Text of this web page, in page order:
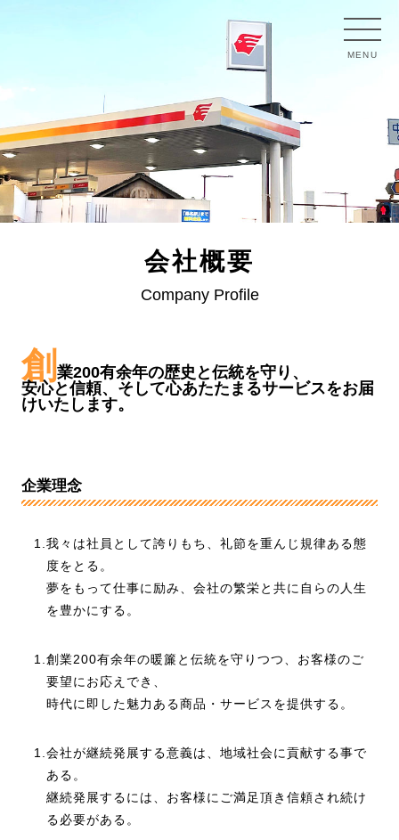
MENU
会社概要
Company Profile
創 業200有余年の歴史と伝統を守り、
安心と信頼、そして心あたたまるサービスをお届
けいたします。
企業理念
1.我々は社員として誇りもち、礼節を重んじ規律ある態
度をとる。
夢をもって仕事に励み、会社の繁栄と共に自らの人生
を豊かにする。
1.創業200有余年の暖簾と伝統を守りつつ、お客様のご
要望にお応えでき、
時代に即した魅力ある商品・サービスを提供する。
1.会社が継続発展する意義は、地域社会に貢献する事で
ある。
継続発展するには、お客様にご満足頂き信頼され続け
る必要がある。